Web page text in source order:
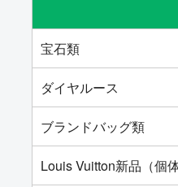
宝石類
ダイヤルース
ブランドバッグ類
Louis Vuitton新品（個